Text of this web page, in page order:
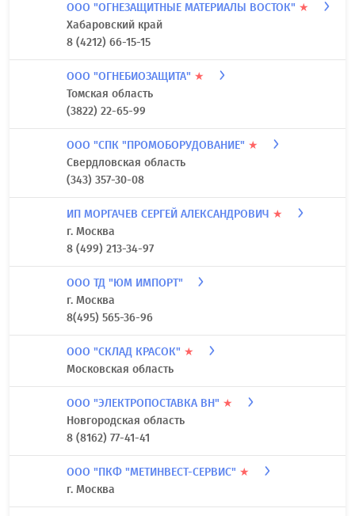
ООО "ОГНЕЗАЩИТНЫЕ МАТЕРИАЛЫ ВОСТОК" ★
Хабаровский край
8 (4212) 66-15-15
ООО "ОГНЕБИОЗАЩИТА" ★
Томская область
(3822) 22-65-99
ООО "СПК "ПРОМОБОРУДОВАНИЕ" ★
Свердловская область
(343) 357-30-08
ИП МОРГАЧЕВ СЕРГЕЙ АЛЕКСАНДРОВИЧ ★
г. Москва
8 (499) 213-34-97
ООО ТД "ЮМ ИМПОРТ"
г. Москва
8(495) 565-36-96
ООО "СКЛАД КРАСОК" ★
Московская область
ООО "ЭЛЕКТРОПОСТАВКА ВН" ★
Новгородская область
8 (8162) 77-41-41
ООО "ПКФ "МЕТИНВЕСТ-СЕРВИС" ★
г. Москва